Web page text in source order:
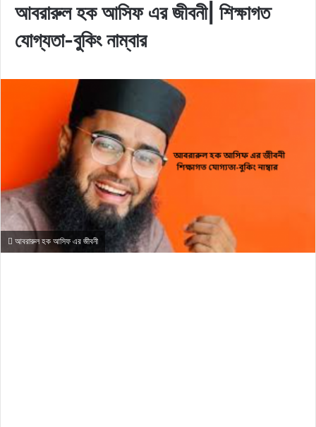
আবরারুল হক আসিফ এর জীবনী| শিক্ষাগত
যোগ্যতা-বুকিং নাম্বার
আবরারুল হক আসিফ এর জীবনী